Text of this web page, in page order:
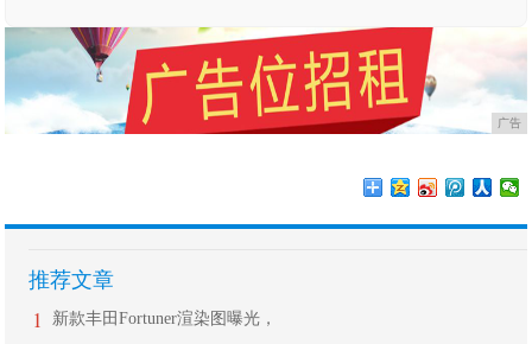
广告
推荐文章
1 新款丰田Fortuner渲染图曝光，